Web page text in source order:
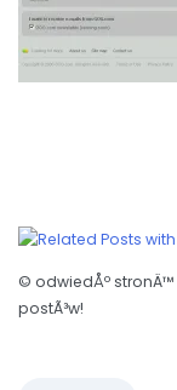
© odwiedÅº stronÄ™
postÃ³w!